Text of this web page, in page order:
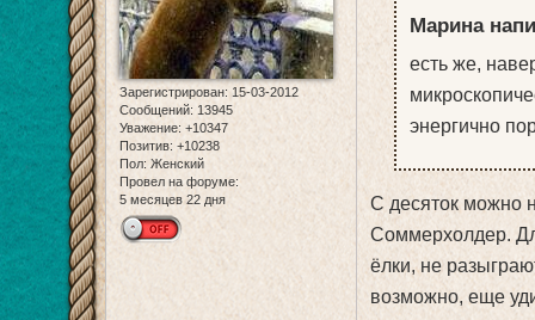
Зарегистрирован: 15-03-2012
Сообщений: 13945
Уважение: +10347
Позитив: +10238
Пол: Женский
Провел на форуме:
5 месяцев 22 дня
Марина
есть же,
энергично
С десяток можно
Соммерхолдер.
ёлки, не
возможно, еще